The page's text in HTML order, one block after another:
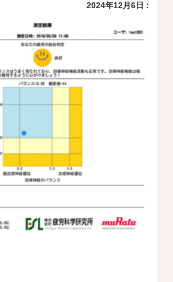
2024年12月6日 :